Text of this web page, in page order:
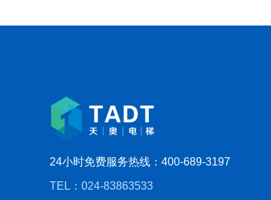
24小时免费服务热线：400-689-3197
TEL：024-83863533